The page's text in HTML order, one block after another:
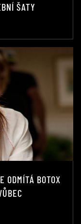
ŠATY
ODMÍTÁ BOTOX